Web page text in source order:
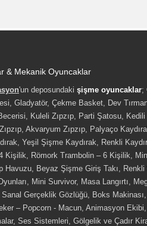
& Mekanik Oyuncaklar
'un deposundaki şişme oyuncaklar;
Gladyatör, Çekme Basket, Dev
Kuleli Zıpzıp, Parti Şatosu, Kedili
Akvaryum Zıpzıp, Palyaço
Yeşil Şişme Kaydırak, Renkli
Kişilik, Römork Trambolin – 6 Kişilik,
Havuzu, Beyaz Şişme Giriş Takı,
Mini Survivor, Masa Langırtı,
Sanal Gerçeklik Gözlüğü, Boks
– Popcorn - Macun, Animasyon Ekibi,
Ses Sistemleri, Gölgelik ve Çadır